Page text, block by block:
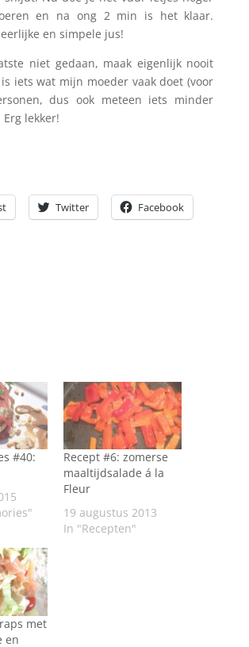
en na ong 2 min is het klaar.
en simpele jus!
niet gedaan, maak eigenlijk nooit
iets wat mijn moeder vaak doet (voor
dus ook meteen iets minder
Erg lekker!
Twitter Facebook
#40:
Recept #6: zomerse
maaltijdsalade á la
Fleur
19 augustus 2013
In "Recepten"
met
en